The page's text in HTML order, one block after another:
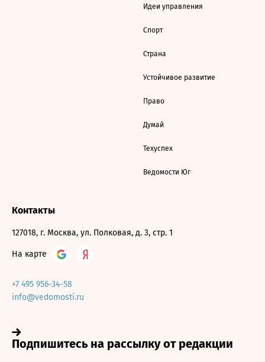
Идеи управления
Спорт
Страна
Устойчивое развитие
Право
Думай
Техуспех
Ведомости Юг
Контакты
127018, г. Москва, ул. Полковая, д. 3, стр. 1
На карте
+7 495 956-34-58
info@vedomosti.ru